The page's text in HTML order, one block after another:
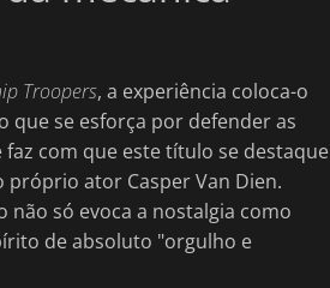
Troopers, a experiência coloca-o
que se esforça por defender as
com que este título se destaque
ator Casper Van Dien.
não só evoca a nostalgia como
de absoluto "orgulho e